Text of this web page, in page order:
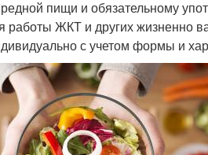
пищи и обязательному
работы ЖКТ и других жизненно
с учетом формы и